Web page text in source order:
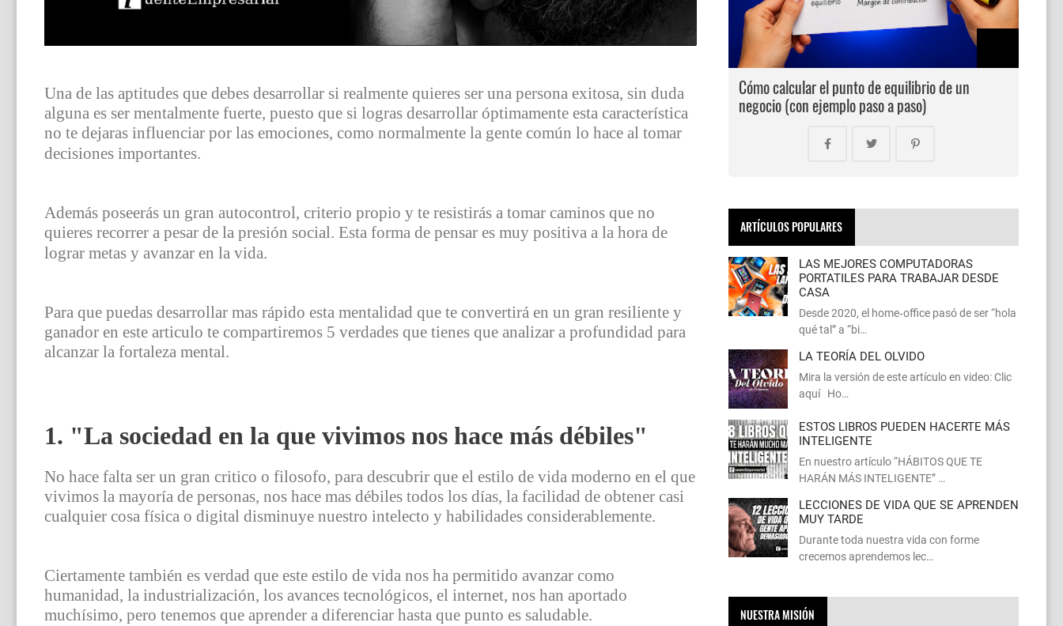
Una de las aptitudes que debes desarrollar si realmente quieres ser una persona exitosa, sin duda
alguna es ser mentalmente fuerte, puesto que si logras desarrollar óptimamente esta característica
no te dejaras influenciar por las emociones, como normalmente la gente común lo hace al tomar
decisiones importantes.
Además poseerás un gran autocontrol, criterio propio y te resistirás a tomar caminos que no
quieres recorrer a pesar de la presión social. Esta forma de pensar es muy positiva a la hora de
lograr metas y avanzar en la vida.
Para que puedas desarrollar mas rápido esta mentalidad que te convertirá en un gran resiliente y
ganador en este articulo te compartiremos 5 verdades que tienes que analizar a profundidad para
alcanzar la fortaleza mental.
1. "La sociedad en la que vivimos nos hace más débiles"
No hace falta ser un gran critico o filosofo, para descubrir que el estilo de vida moderno en el que
vivimos la mayoría de personas, nos hace mas débiles todos los días, la facilidad de obtener casi
cualquier cosa física o digital disminuye nuestro intelecto y habilidades considerablemente.
Ciertamente también es verdad que este estilo de vida nos ha permitido avanzar como
humanidad, la industrialización, los avances tecnológicos, el internet, nos han aportado
muchísimo, pero tenemos que aprender a diferenciar hasta que punto es saludable.
Cómo calcular el punto de equilibrio de un
negocio (con ejemplo paso a paso)
ARTÍCULOS POPULARES
LAS MEJORES COMPUTADORAS
PORTATILES PARA TRABAJAR DESDE
CASA
Desde 2020, el home‑office pasó de ser “hola
qué tal” a “bi…
LA TEORÍA DEL OLVIDO
Mira la versión de este artículo en video: Clic
aquí Ho…
ESTOS LIBROS PUEDEN HACERTE MÁS
INTELIGENTE
En nuestro artículo “HÁBITOS QUE TE
HARÁN MÁS INTELIGENTE” …
LECCIONES DE VIDA QUE SE APRENDEN
MUY TARDE
Durante toda nuestra vida con forme
crecemos aprendemos lec…
NUESTRA MISIÓN